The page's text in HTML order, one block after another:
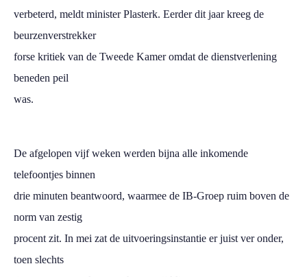
verbeterd, meldt minister Plasterk. Eerder dit jaar kreeg de
beurzenverstrekker
forse kritiek van de Tweede Kamer omdat de dienstverlening
beneden peil
was.
De afgelopen vijf weken werden bijna alle inkomende
telefoontjes binnen
drie minuten beantwoord, waarmee de IB-Groep ruim boven de
norm van zestig
procent zit. In mei zat de uitvoeringsinstantie er juist ver onder,
toen slechts